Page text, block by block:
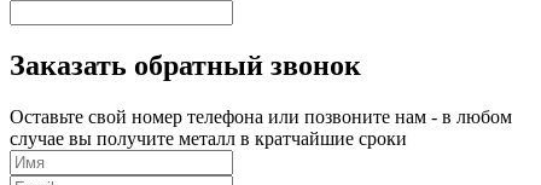
Заказать обратный звонок
Оставьте свой номер телефона или позвоните нам - в любом
случае вы получите металл в кратчайшие сроки